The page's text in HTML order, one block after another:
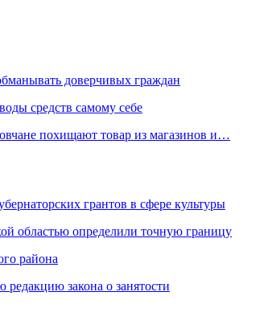
доверчивых граждан
средств самому себе
похищают товар из магазинов и…
грантов в сфере культуры
областью определили точную границу
района
закона о занятости